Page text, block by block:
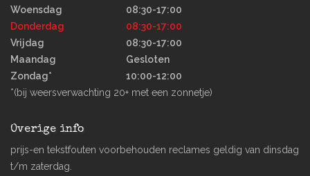
Woensdag
08:30-17:00
Donderdag
08:30-17:00
Vrijdag
08:30-17:00
Maandag
Gesloten
Zondag*
10:00-12:00
*(bij weersverwachting 20+ met een zonnetje)
Overige info
prijs-en tekstfouten voorbehouden reclames geldig van dinsdag
t/m zaterdag.